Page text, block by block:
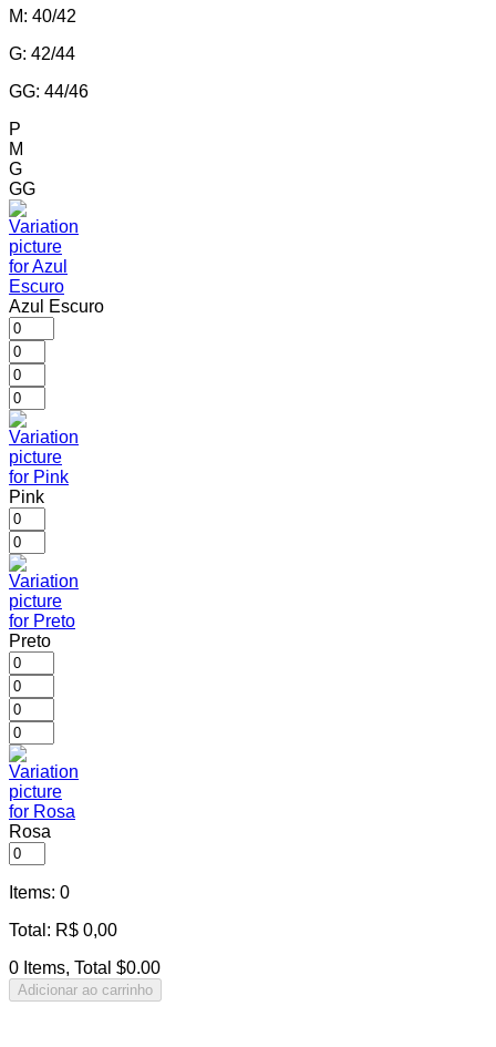
M: 40/42
G: 42/44
GG: 44/46
P
M
G
GG
Azul Escuro
Pink
Preto
Rosa
Items: 0
Total : R$ 0,00
0 Items, Total $0.00
Adicionar ao carrinho